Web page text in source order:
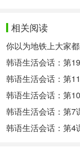
请注意：上传照
红框内选择“邮
小方框内均需要
4.结算费用
确认信息和照片
修改信息点击左
相关阅读
你以为地铁上大家
韩语生活会话：第
韩语生活会话：第
韩语生活会话：第
韩语生活会话：第7
韩语生活会话：第4